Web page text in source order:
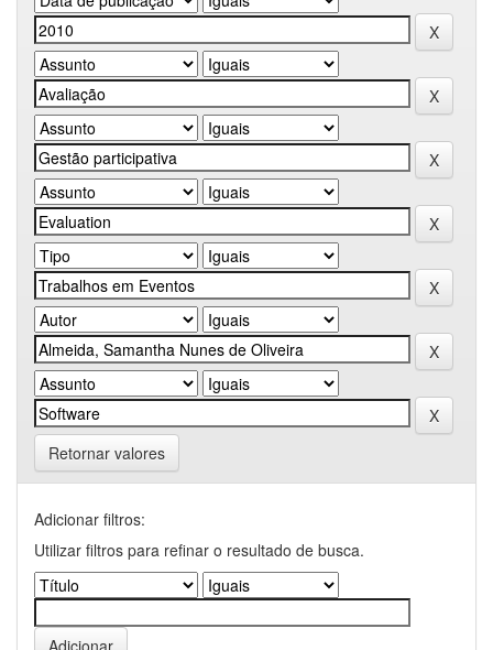
Retornar valores
Adicionar filtros:
Utilizar filtros para refinar o resultado de busca.